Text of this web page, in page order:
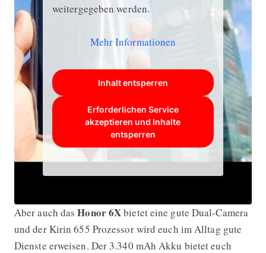
weitergegeben werden.
Mehr Informationen
Inhalt entsperren
Erforderlichen Service
akzeptieren und Inhalte
entsperren
Aber auch dasHonor 6Xbietet eine gute Dual-Camera
und der Kirin 655 Prozessor wird euch im Alltag gute
Dienste erweisen. Der 3.340 mAh Akku bietet euch